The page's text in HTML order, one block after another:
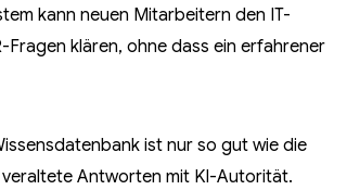
kann neuen Mitarbeitern den IT-
klären, ohne dass ein erfahrener
ist nur so gut wie die
Antworten mit KI-Autorität.